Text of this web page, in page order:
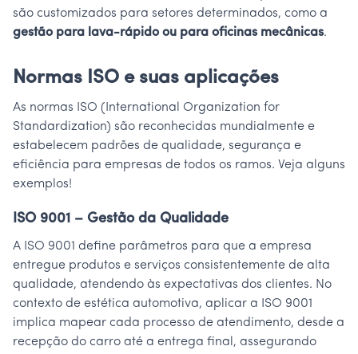
são customizados para setores determinados, como a
gestão para lava-rápido ou para oficinas mecânicas.
Normas ISO e suas aplicações
As normas ISO (International Organization for
Standardization) são reconhecidas mundialmente e
estabelecem padrões de qualidade, segurança e
eficiência para empresas de todos os ramos. Veja alguns
exemplos!
ISO 9001 – Gestão da Qualidade
A ISO 9001 define parâmetros para que a empresa
entregue produtos e serviços consistentemente de alta
qualidade, atendendo às expectativas dos clientes. No
contexto de estética automotiva, aplicar a ISO 9001
implica mapear cada processo de atendimento, desde a
recepção do carro até a entrega final, assegurando